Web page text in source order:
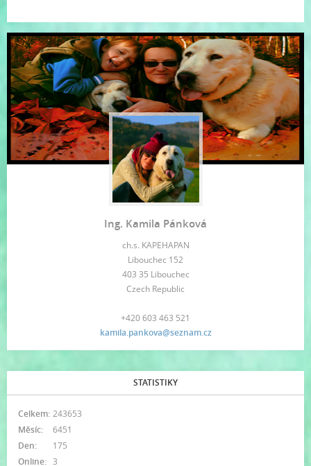
Ing. Kamila Pánková
ch.s. KAPEHAPAN
Libouchec 152
403 35 Libouchec
Czech Republic
+420 603 463 521
kamila.pankova@seznam.cz
STATISTIKY
Online: 3
Celkem: 243653
Měsíc:
6451
Den:
175